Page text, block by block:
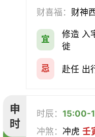
财喜福： 财神
宜
修造 入
徙
忌 赴任 出
申
时
时辰：15:00-
冲煞：冲虎壬